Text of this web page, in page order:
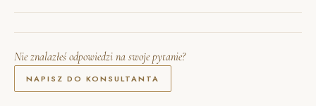
Nie znalazłeś odpowiedzi na swoje pytanie?
NAPISZ DO KONSULTANTA